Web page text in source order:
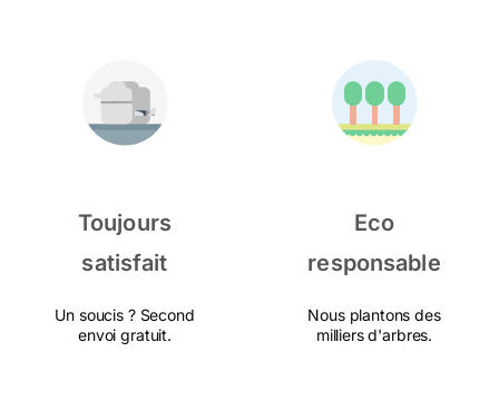
Toujours
satisfait
Un soucis ? Second
envoi gratuit.
Eco
responsable
Nous plantons des
milliers d'arbres.